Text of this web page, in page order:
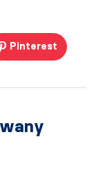
Pinterest